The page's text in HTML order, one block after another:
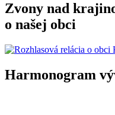
Zvony nad
o našej obci
Harmonogram